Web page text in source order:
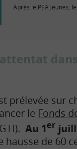
Après le PEA Jeunes,
prélevée sur
le Fonds
Au 1er
hausse de 60